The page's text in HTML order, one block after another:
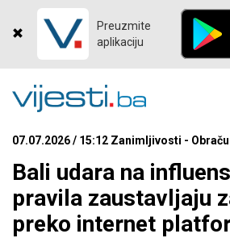
Preuzmite
aplikaciju
07.07.2026 / 15:12 Zanimljivosti -
Bali udara na
pravila zaustavljaju
preko internet